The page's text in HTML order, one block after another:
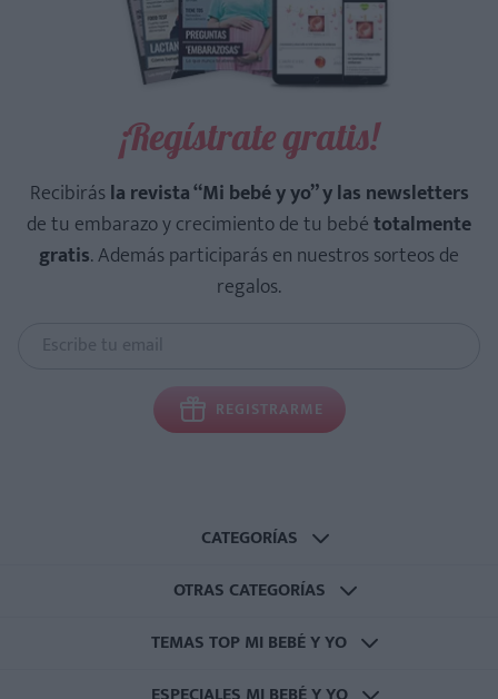
¡Regístrate gratis!
Recibirásla revista “Mi bebé y yo” y las newsletters
de tu embarazo y crecimiento de tu bebétotalmente
gratis. Además participarás en nuestros sorteos de
regalos.
REGISTRARME
CATEGORÍAS
OTRAS CATEGORÍAS
TEMAS TOP MI BEBÉ Y YO